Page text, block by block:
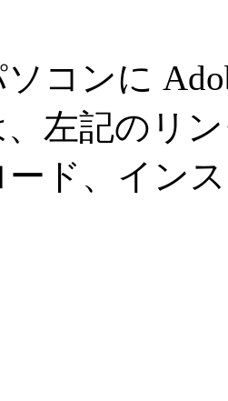
コンに
左記のリ
ード、イン